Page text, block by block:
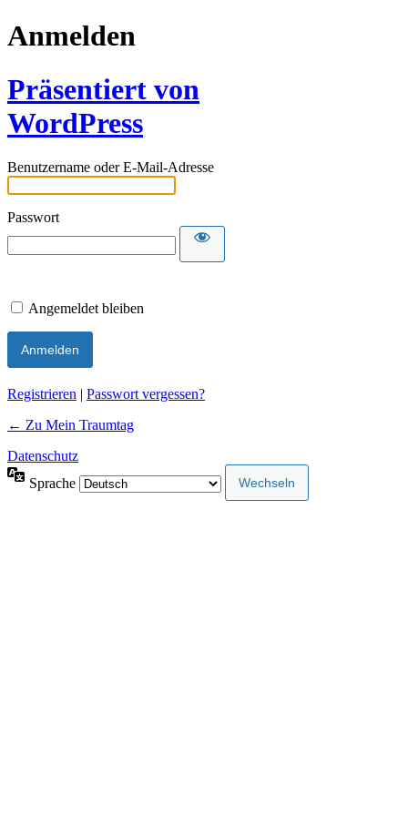
Anmelden
Präsentiert von
WordPress
Benutzername oder E-Mail-Adresse
Passwort
Angemeldet bleiben
Registrieren | Passwort vergessen?
← Zu Mein Traumtag
Datenschutz
Sprache